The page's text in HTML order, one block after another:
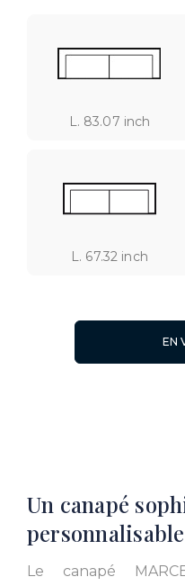
L. 83.07 inch
L. 67.32 inch
EN
Un canapé
personnalisable
Le canapé